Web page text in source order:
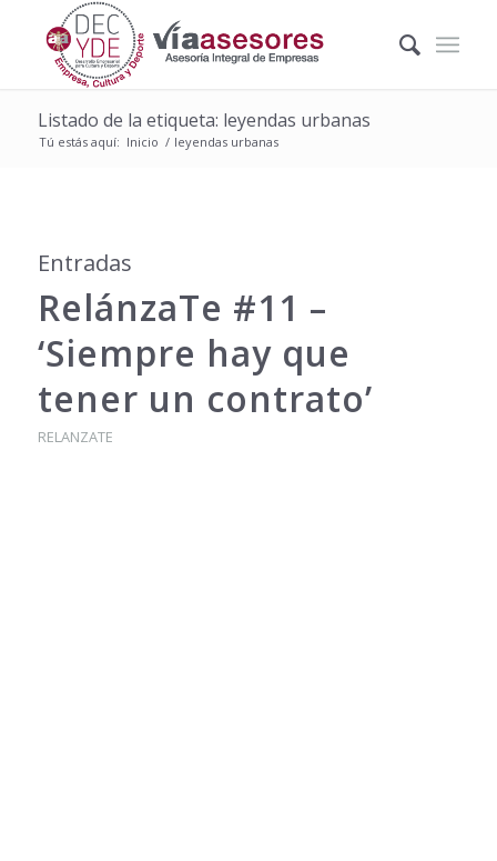
Listado de la etiqueta: leyendas urbanas
Tú estás aquí: Inicio / leyendas urbanas
Entradas
RelánzaTe #11 –
‘Siempre hay que
tener un contrato’
RELANZATE